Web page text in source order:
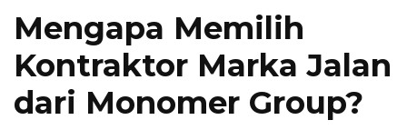
Mengapa Memilih
Kontraktor Marka Jalan
dari Monomer Group?